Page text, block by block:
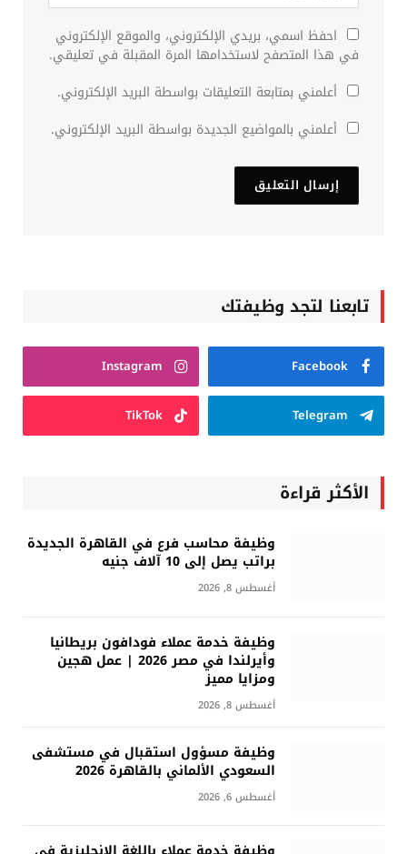
احفظ اسمي، بريدي الإلكتروني، والموقع الإلكتروني
في هذا المتصفح لاستخدامها المرة المقبلة في تعليقي.
أعلمني بمتابعة التعليقات بواسطة البريد الإلكتروني.
أعلمني بالمواضيع الجديدة بواسطة البريد الإلكتروني.
تابعنا لتجد وظيفتك
Facebook
Instagram
Telegram
TikTok
الأكثر قراءة
وظيفة محاسب فرع في القاهرة الجديدة
براتب يصل إلى 10 آلاف جنيه
أغسطس 8, 2026
وظيفة خدمة عملاء فودافون بريطانيا
وأيرلندا في مصر 2026 | عمل هجين
ومزايا مميز
أغسطس 8, 2026
وظيفة مسؤول استقبال في مستشفى
السعودي الألماني بالقاهرة 2026
أغسطس 6, 2026